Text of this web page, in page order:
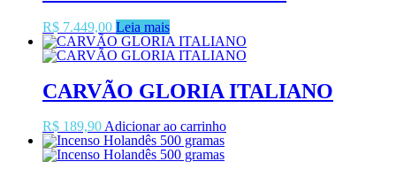
R$ 7.449,00 Leia mais
CARVÃO GLORIA ITALIANO
R$ 189,90 Adicionar ao carrinho